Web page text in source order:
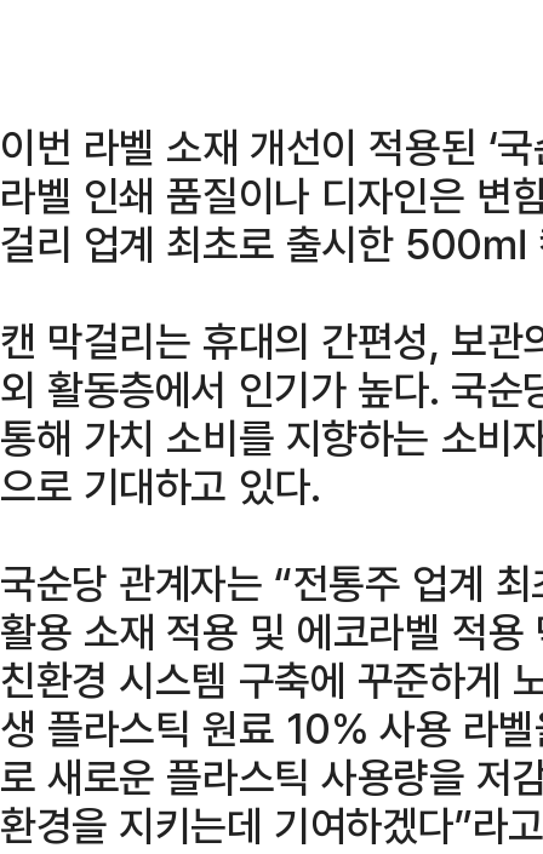
이번 라벨 소재 개선이 적용된 ‘
라벨 인쇄 품질이나 디자인은 변
걸리 업계 최초로 출시한 500㎖
캔 막걸리는 휴대의 간편성, 보
외 활동층에서 인기가 높다. 국
통해 가치 소비를 지향하는 소비
으로 기대하고 있다.
국순당 관계자는 “전통주 업계
활용 소재 적용 및 에코라벨 적
친환경 시스템 구축에 꾸준하게
생 플라스틱 원료 10% 사용 라
로 새로운 플라스틱 사용량을 저
환경을 지키는데 기여하겠다”라